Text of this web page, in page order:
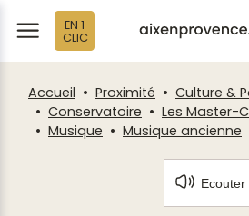
EN 1
CLIC
Accueil Proximité
Culture &
Conservatoire
Les Master-
Musique
Musique ancienne
Ecouter
Fenêtre
de
chat
Panneau de gestion des cookies